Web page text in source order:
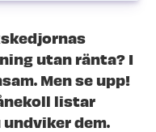
utan ränta? I
Men se upp!
listar
dem.